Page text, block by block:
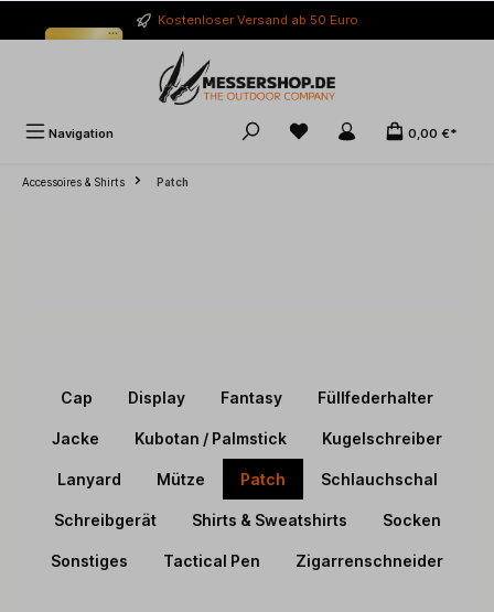
Kostenloser Versand ab 50 Euro
Navigation 0,00 €*
Accessoires & Shirts Patch
Cap Display Fantasy Füllfederhalter
Jacke Kubotan / Palmstick Kugelschreiber
Lanyard Mütze Patch Schlauchschal
Schreibgerät Shirts & Sweatshirts Socken
Sonstiges Tactical Pen Zigarrenschneider